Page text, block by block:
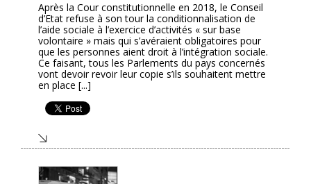
Après la Cour constitutionnelle en 2018, le Conseil
d’Etat refuse à son tour la conditionnalisation de
l’aide sociale à l’exercice d’activités « sur base
volontaire » mais qui s’avéraient obligatoires pour
que les personnes aient droit à l’intégration sociale.
Ce faisant, tous les Parlements du pays concernés
vont devoir revoir leur copie s’ils souhaitent mettre
en place [...]